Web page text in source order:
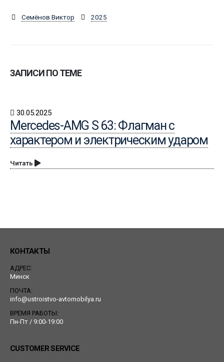
Семёнов Виктор 2025
ЗАПИСИ ПО ТЕМЕ
30.05.2025
Mercedes-AMG S 63: Флагман с
характером и электрическим ударом
Читать
КОНТАКТЫ
АДРЕС:
Минск
ПОЧТА:
info@ustroistvo-avtomobilya.ru
ВРЕМЯ РАБОТЫ:
Пн-Пт / 9:00-19:00
CUSTOMER SERVICE